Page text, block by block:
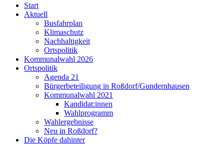
Start
Aktuell
Busfahrplan
Klimaschutz
Nachhaltigkeit
Ortspolitik
Kommunalwahl 2026
Ortspolitik
Agenda 21
Bürgerbeteiligung in Roßdorf/Gundernhausen
Kommunalwahl 2021
Kandidat:innen
Wahlprogramm
Wahlergebnisse
Neu in Roßdorf?
Die Köpfe dahinter